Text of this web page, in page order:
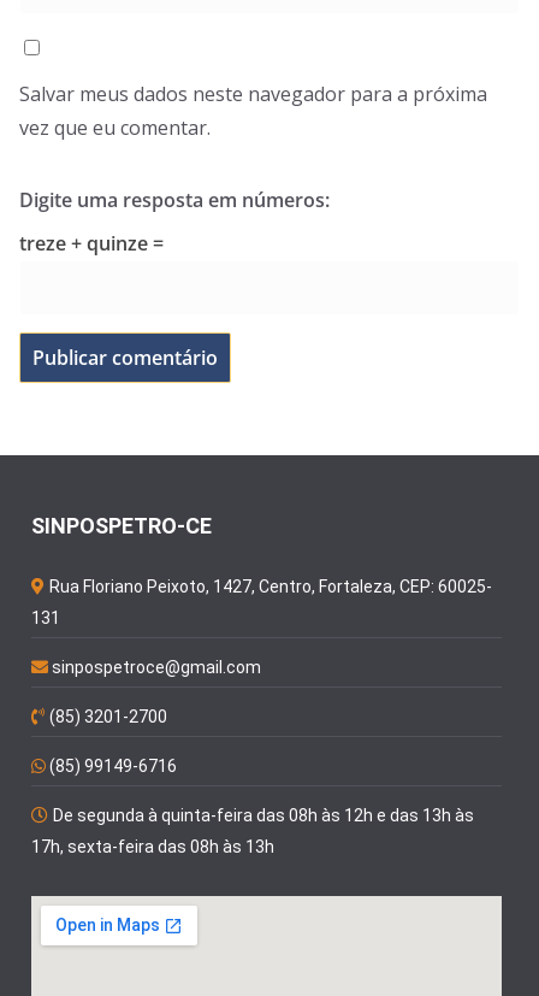
Salvar meus dados neste navegador para a próxima
vez que eu comentar.
Digite uma resposta em números:
treze + quinze =
SINPOSPETRO-CE
Rua Floriano Peixoto, 1427, Centro, Fortaleza, CEP: 60025-
131
sinpospetroce@gmail.com
(85) 3201-2700
(85) 99149-6716
De segunda à quinta-feira das 08h às 12h e das 13h às
17h, sexta-feira das 08h às 13h